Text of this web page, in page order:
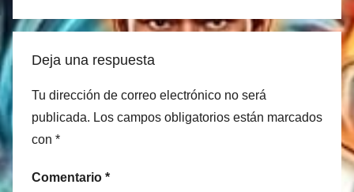
Deja una respuesta
Tu dirección de correo electrónico no será
publicada. Los campos obligatorios están marcados
con *
Comentario *